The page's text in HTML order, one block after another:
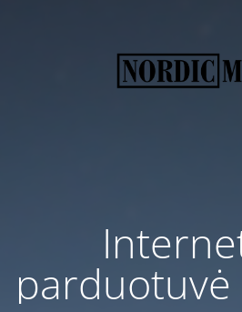
parduotuvė